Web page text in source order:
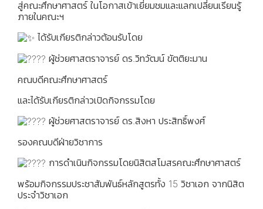
สู่คณะศึกษาศาสตร์ ในโอกาสเข้าเยี่ยมชมและแลกเปลี่ยนเรียนรู้
ภายในคณะฯ
ได้รับเกียรติกล่าวต้อนรับโดย
ผู้ช่วยศาสตราจารย์ ดร.วิทวัฒน์ ขัตติยะมาน
คณบดีคณะศึกษาศาสตร์
และได้รับเกียรติกล่าวเปิดกิจกรรมโดย
ผู้ช่วยศาสตราจารย์ ดร.สิงหา ประสิทธิ์พงศ์
รองคณบดีฝ่ายวิชาการ
การดำเนินกิจกรรมโดยนิสิตสโมสรคณะศึกษาศาสตร์
พร้อมกิจกรรมประชาสัมพันธ์หลักสูตรทั้ง 15 วิชาเอก จากนิสิต
ประจำวิชาเอก